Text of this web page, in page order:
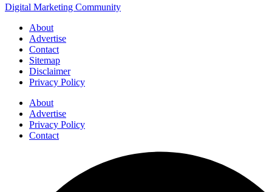
Digital Marketing Community
About
Advertise
Contact
Sitemap
Disclaimer
Privacy Policy
About
Advertise
Privacy Policy
Contact